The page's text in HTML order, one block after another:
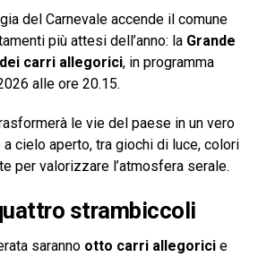
del Carnevale accende il comune
più attesi dell’anno: la Grande
carri allegorici, in programma
alle ore 20.15.
le vie del paese in un vero
cielo aperto, tra giochi di luce, colori
per valorizzare l’atmosfera serale.
strambiccoli
saranno otto carri allegoricie